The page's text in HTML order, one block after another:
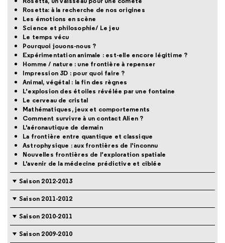
Rosetta: à la recherche de nos origines
Les émotions en scène
Science et philosophie/ Le jeu
Le temps vécu
Pourquoi jouons-nous ?
Expérimentation animale : est-elle encore légitime ?
Homme / nature : une frontière à repenser
Impression 3D : pour quoi faire ?
Animal, végétal : la fin des règnes
L’explosion des étoiles révélée par une fontaine
Le cerveau de cristal
Mathématiques, jeux et comportements
Comment survivre à un contact Alien ?
L'aéronautique de demain
La frontière entre quantique et classique
Astrophysique : aux frontières de l’inconnu
Nouvelles frontières de l’exploration spatiale
L'avenir de la médecine prédictive et ciblée
Saison 2012-2013
Saison 2011-2012
Saison 2010-2011
Saison 2009-2010